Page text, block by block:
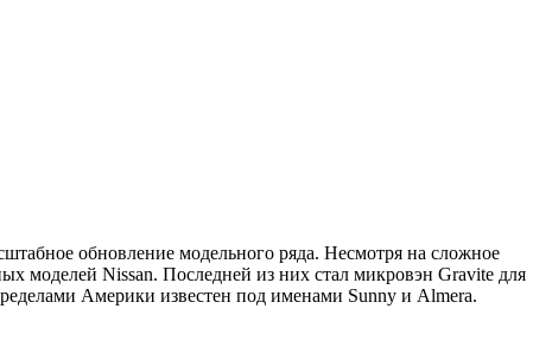
обновление модельного ряда. Несмотря на сложное
моделей Nissan. Последней из них стал микровэн Gravite для
Америки известен под именами Sunny и Almera.